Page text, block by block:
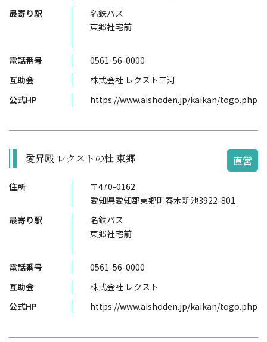
最寄り駅
名鉄バス
東郷社宅前
電話番号
0561-56-0000
互助会
株式会社 レクスト三河
公式HP
https://www.aishoden.jp/kaikan/togo.php
愛昇殿 レクストの杜 東郷 直営
住所
〒470-0162
愛知県愛知郡東郷町春木新池3922-801
最寄り駅
名鉄バス
東郷社宅前
電話番号
0561-56-0000
互助会
株式会社 レクスト
公式HP
https://www.aishoden.jp/kaikan/togo.php